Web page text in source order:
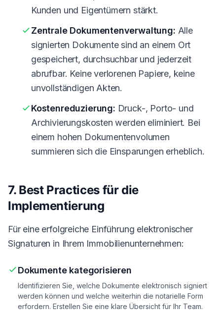
Kunden und Eigentümern stärkt.
Zentrale Dokumentenverwaltung: Alle
signierten Dokumente sind an einem Ort
gespeichert, durchsuchbar und jederzeit
abrufbar. Keine verlorenen Papiere, keine
unvollständigen Akten.
Kostenreduzierung: Druck-, Porto- und
Archivierungskosten werden eliminiert. Bei
einem hohen Dokumentenvolumen
summieren sich die Einsparungen erheblich.
7. Best Practices für die
Implementierung
Für eine erfolgreiche Einführung elektronischer
Signaturen in Ihrem Immobilienunternehmen:
Dokumente kategorisieren
Identifizieren Sie, welche Dokumente elektronisch signiert
werden können und welche weiterhin die notarielle Form
erfordern. Erstellen Sie eine klare Übersicht für Ihr Team.